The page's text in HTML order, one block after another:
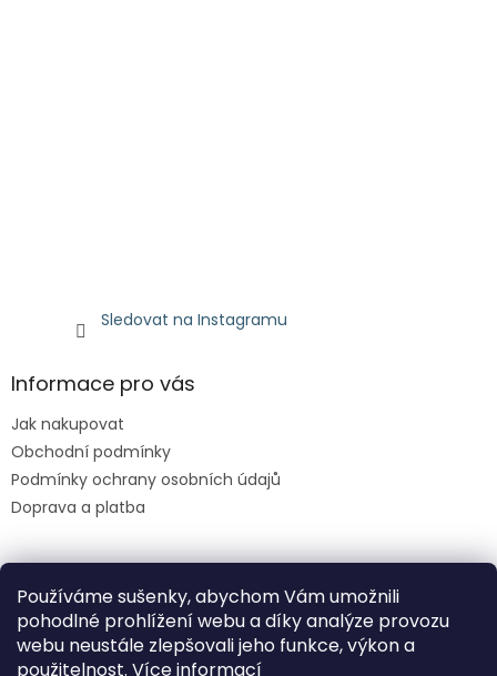
Používáme sušenky, abychom Vám umožnili
pohodlné prohlížení webu a díky analýze provozu
webu neustále zlepšovali jeho funkce, výkon a
použitelnost. Více informací
Sledovat na Instagramu
Informace pro vás
Jak nakupovat
Obchodní podmínky
Podmínky ochrany osobních údajů
Doprava a platba
Facebook